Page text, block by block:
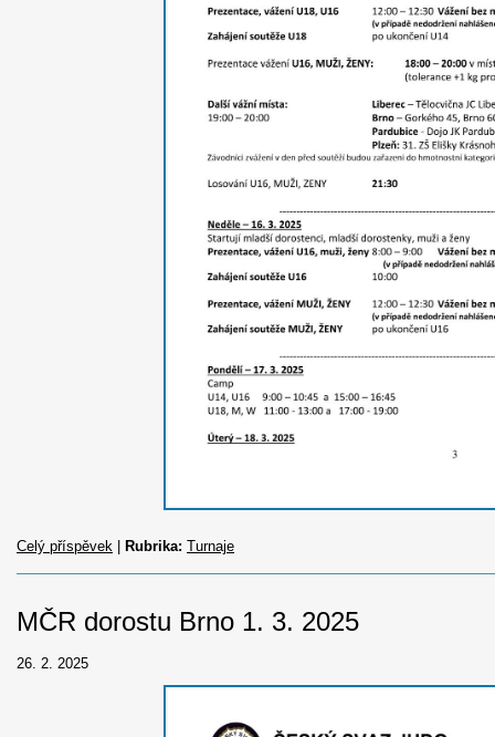
Celý příspěvek Rubrika: Turnaje
MČR dorostu Brno 1. 3. 2025
26. 2. 2025